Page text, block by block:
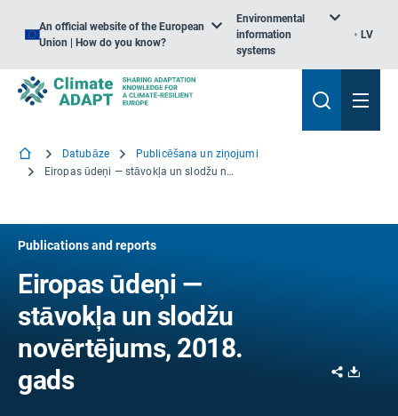
An official website of the European
Union | How do you know?
Environmental
information
systems
LV
Datubāze
Publicēšana un ziņojumi
Eiropas ūdeņi — stāvokļa un slodžu novērtējums, 2018. gads
Publications and reports
Eiropas ūdeņi —
stāvokļa un slodžu
novērtējums, 2018.
gads
Share